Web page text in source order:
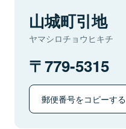
山城町引地
ヤマシロチョウヒキチ
779-5315
郵便番号をコピーする